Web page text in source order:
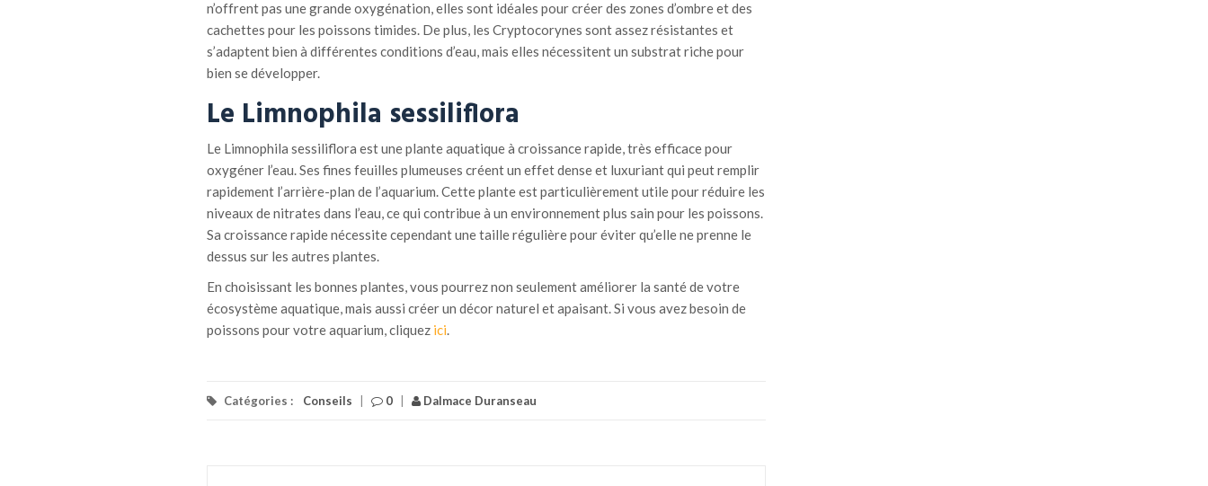
n’offrent pas une grande oxygénation, elles sont idéales pour créer des zones d’ombre et des
cachettes pour les poissons timides. De plus, les Cryptocorynes sont assez résistantes et
s’adaptent bien à différentes conditions d’eau, mais elles nécessitent un substrat riche pour
bien se développer.
Le Limnophila sessiliflora
Le Limnophila sessiliflora est une plante aquatique à croissance rapide, très efficace pour
oxygéner l’eau. Ses fines feuilles plumeuses créent un effet dense et luxuriant qui peut remplir
rapidement l’arrière-plan de l’aquarium. Cette plante est particulièrement utile pour réduire les
niveaux de nitrates dans l’eau, ce qui contribue à un environnement plus sain pour les poissons.
Sa croissance rapide nécessite cependant une taille régulière pour éviter qu’elle ne prenne le
dessus sur les autres plantes.
En choisissant les bonnes plantes, vous pourrez non seulement améliorer la santé de votre
écosystème aquatique, mais aussi créer un décor naturel et apaisant. Si vous avez besoin de
poissons pour votre aquarium, cliquez ici.
Catégories : Conseils 0 Dalmace Duranseau